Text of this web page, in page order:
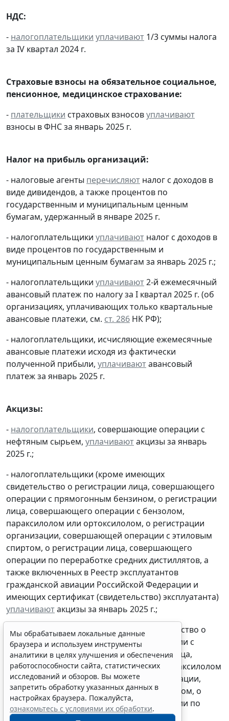
НДС:
- налогоплательщики уплачивают 1/3 суммы налога
за IV квартал 2024 г.
Страховые взносы на обязательное социальное,
пенсионное, медицинское страхование:
- плательщики страховых взносовуплачивают
взносы в ФНС за январь 2025 г.
Налог на прибыль организаций:
- налоговые агенты перечисляют налог с доходов в
виде дивидендов, а также процентов по
государственным и муниципальным ценным
бумагам, удержанный в январе 2025 г.
- налогоплательщики уплачивают налог с доходов в
виде процентов по государственным и
муниципальным ценным бумагам за январь 2025 г.;
- налогоплательщики уплачивают2-й ежемесячный
авансовый платеж по налогу за I квартал 2025 г. (об
организациях, уплачивающих только квартальные
авансовые платежи, см. ст. 286 НК РФ);
- налогоплательщики, исчисляющие ежемесячные
авансовые платежи исходя из фактически
полученной прибыли, уплачиваютавансовый
платеж за январь 2025 г.
Акцизы:
- налогоплательщики, совершающие операции с
нефтяным сырьем, уплачиваютакцизы за январь
2025 г.;
- налогоплательщики (кроме имеющих
свидетельство о регистрации лица, совершающего
операции с прямогонным бензином, о регистрации
лица, совершающего операции с бензолом,
параксилолом или ортоксилолом, о регистрации
организации, совершающей операции с этиловым
спиртом, о регистрации лица, совершающего
операции по переработке средних дистиллятов, а
также включенных в Реестр эксплуатантов
гражданской авиации Российской Федерации и
имеющих сертификат (свидетельство) эксплуатанта)
уплачиваютакцизы за январь 2025 г.;
- налогоплательщики, имеющие свидетельство о
регистрации лица, совершающего операции с
прямогонным бензином, о регистрации лица,
совершающего операции с бензолом, параксилолом
или ортоксилолом, о регистрации организации,
совершающей операции с этиловым спиртом, о
регистрации лица, совершающего операции по
переработке средних дистиллятов, а также
Мы обрабатываем локальные данные
браузера и используем инструменты
аналитики в целях улучшения и обеспечения
работоспособности сайта, статистических
исследований и обзоров. Вы можете
запретить обработку указанных данных в
настройках браузера. Пожалуйста,
ознакомьтесь с условиями их обработки
Принять